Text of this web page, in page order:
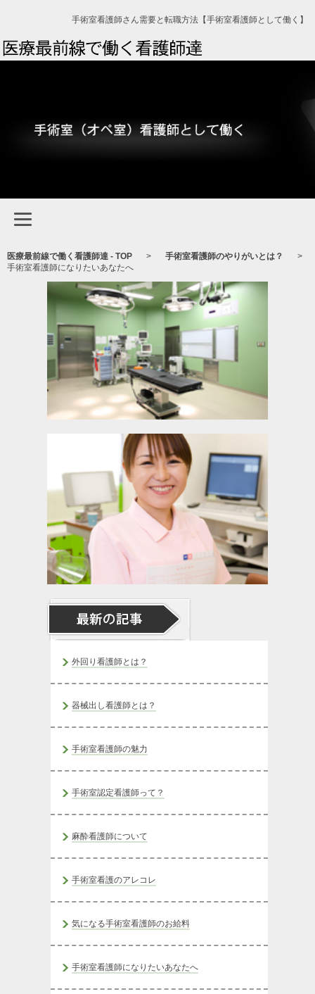
手術室看護師さん需要と転職方法【手術室看護師として働く】
医療最前線で働く看護師達 - TOP > 手術室看護師のやりがいとは？
>
手術室看護師になりたいあなたへ
外回り看護師とは？
器械出し看護師とは？
手術室看護師の魅力
手術室認定看護師って？
麻酔看護師について
手術室看護のアレコレ
気になる手術室看護師のお給料
手術室看護師になりたいあなたへ